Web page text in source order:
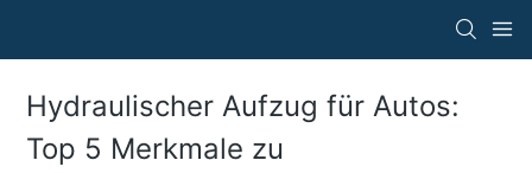
Hydraulischer Aufzug für Autos:
Top 5 Merkmale zu